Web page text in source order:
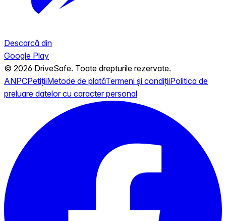
Descarcă din
Google Play
© 2026 DriveSafe. Toate drepturile rezervate.
ANPCPetițiiMetode de platăTermeni și condițiiPolitica de
preluare datelor cu caracter personal